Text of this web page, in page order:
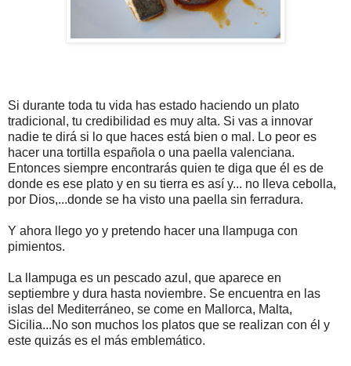
Si durante toda tu vida has estado haciendo un plato
tradicional, tu credibilidad es muy alta. Si vas a innovar
nadie te dirá si lo que haces está bien o mal. Lo peor es
hacer una tortilla española o una paella valenciana.
Entonces siempre encontrarás quien te diga que él es de
donde es ese plato y en su tierra es así y... no lleva cebolla,
por Dios,...donde se ha visto una paella sin ferradura.
Y ahora llego yo y pretendo hacer una llampuga con
pimientos.
La llampuga es un pescado azul, que aparece en
septiembre y dura hasta noviembre. Se encuentra en las
islas del Mediterráneo, se come en Mallorca, Malta,
Sicilia...No son muchos los platos que se realizan con él y
este quizás es el más emblemático.